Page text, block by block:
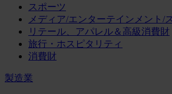
スポーツ
メディア/エンターテインメント/
リテール、アパレル＆高級消費財
旅行・ホスピタリティ
消費財
製造業